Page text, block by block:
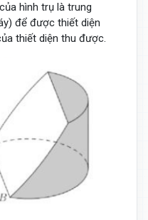
hình trụ là trung
để được thiết diện
thiết diện thu được.